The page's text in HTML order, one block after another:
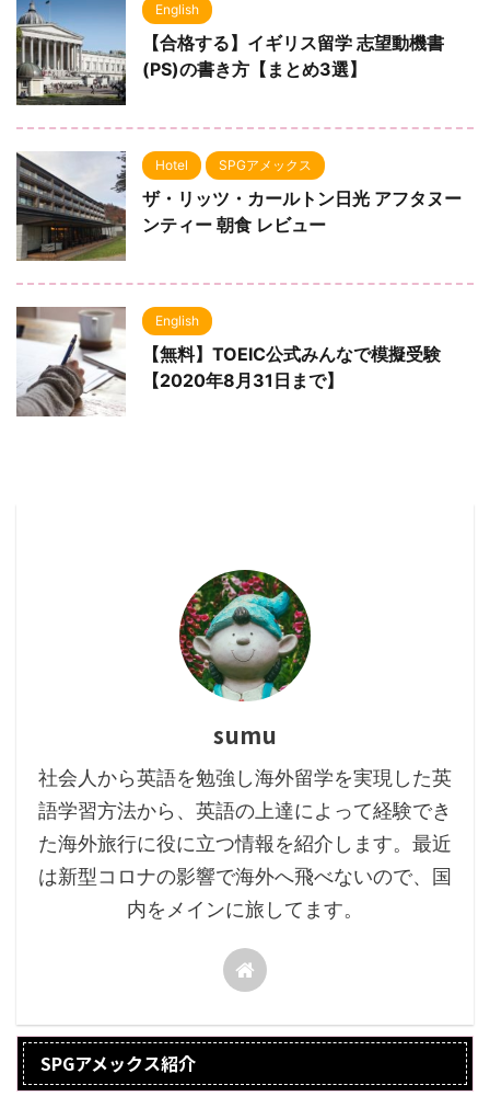
English
【合格する】イギリス留学 志望動機書
(PS)の書き方【まとめ3選】
Hotel SPGアメックス
ザ・リッツ・カールトン日光 アフタヌー
ンティー 朝食 レビュー
English
【無料】TOEIC公式みんなで模擬受験
【2020年8月31日まで】
sumu
社会人から英語を勉強し海外留学を実現した英
語学習方法から、英語の上達によって経験でき
た海外旅行に役に立つ情報を紹介します。最近
は新型コロナの影響で海外へ飛べないので、国
内をメインに旅してます。
SPGアメックス紹介